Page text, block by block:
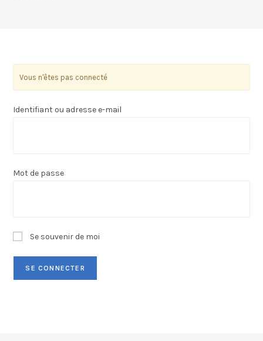
Vous n'êtes pas connecté
Identifiant ou adresse e-mail
Mot de passe
Se souvenir de moi